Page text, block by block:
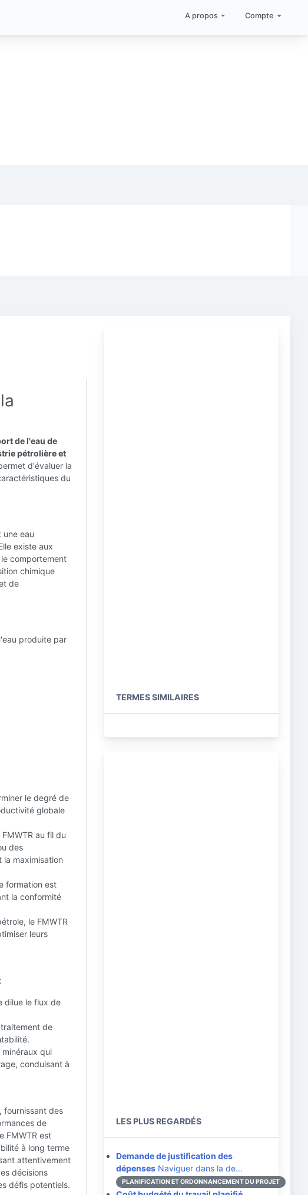
A propos Compte
de l'eau de
pétrolière et
d'évaluer la
du
une eau
existe aux
comportement
chimique
de
produite par
le degré de
globale
au fil du
des
maximisation
formation est
la conformité
le FMWTR
leurs
dilue le flux de
de
qui
conduisant à
fournissant des
de
FMWTR est
à long terme
attentivement
décisions
défis potentiels.
TERMES SIMILAIRES
LES PLUS REGARDÉS
Demande de justification des
dépenses Naviguer dans la de…
PLANIFICATION ET ORDONNANCEMENT DU PROJET